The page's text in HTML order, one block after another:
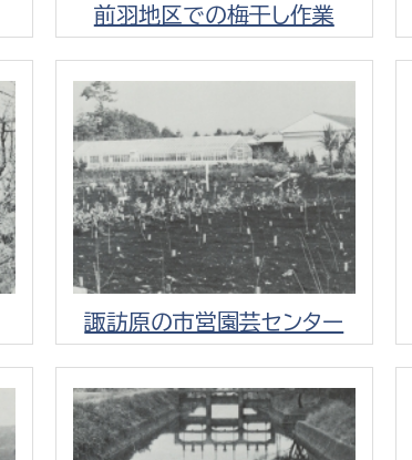
前羽地区での梅干し作業
諏訪原の市営園芸センター